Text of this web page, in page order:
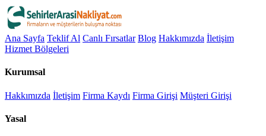
Ana Sayfa Teklif Al Canlı Fırsatlar Blog Hakkımızda İletişim
Hizmet Bölgeleri
Kurumsal
Hakkımızda İletişim Firma Kaydı Firma Girişi Müşteri Girişi
Yasal